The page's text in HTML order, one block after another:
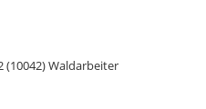
(10042) Waldarbeiter